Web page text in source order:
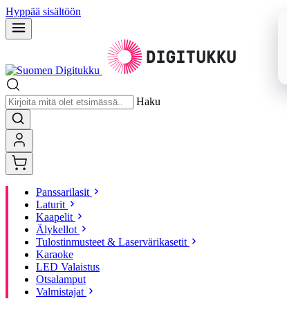
Hyppää sisältöön
Haku
Panssarilasit
Laturit
Kaapelit
Älykellot
Tulostinmusteet & Laservärikasetit
Karaoke
LED Valaistus
Otsalamput
Valmistajat